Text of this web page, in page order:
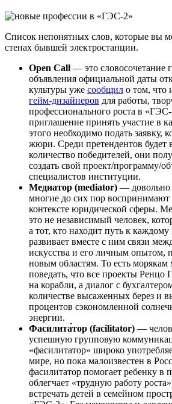
Cписок непонятных слов, которые вы
стенах бывшей электростанции.
Open Сall — это словосочетание
объявления официальной даты
культуры уже сообщил о том, что
гейм-дизайнеров для работы,
профессионального роста в
приглашение принять участие в
этого необходимо подать заявку,
жюри. Среди претендентов будет
количество победителей, они
создать свой проект/программу/
специалистов институции.
Медиатор (mediator) — довольно
многие до сих пор воспринимают
контексте юридической сферы.
это не независимый человек,
а тот, кто находит путь к
развивает вместе с ним связи
искусства и его личным опытом,
новым областям. То есть морякам
поведать, что все проекты Ренцо
на корабли, а диалог с
количестве высаженных берез и
процентов сэкономленной
энергии.
Фасилита́тор (facilitator) —
успешную групповую
«фасилитатор» широко
мире, но пока малоизвестен в
фасилитатор помогает ребенку в
облегчает «трудную работу
встречать детей в семейном